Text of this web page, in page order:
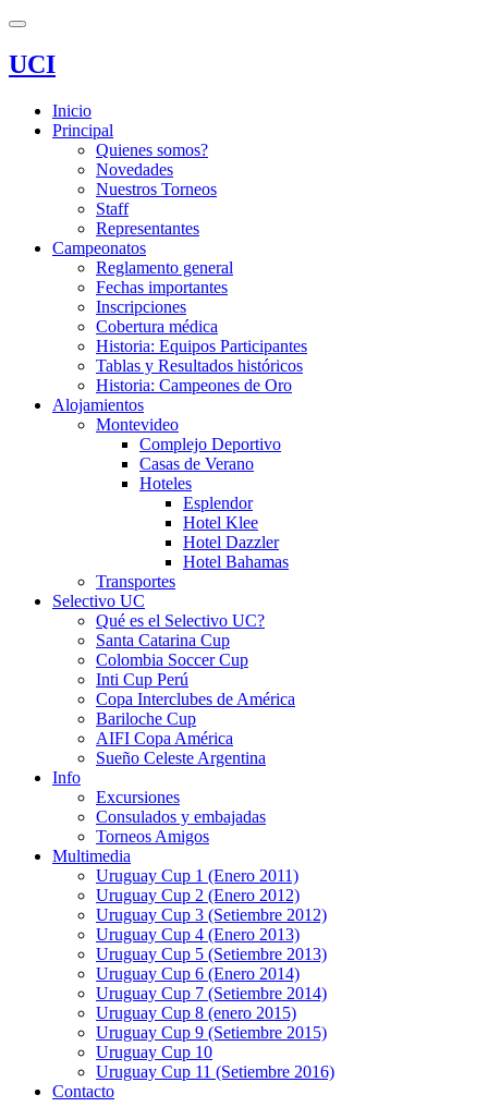
UCI
Inicio
Principal
Quienes somos?
Novedades
Nuestros Torneos
Staff
Representantes
Campeonatos
Reglamento general
Fechas importantes
Inscripciones
Cobertura médica
Historia: Equipos Participantes
Tablas y Resultados históricos
Historia: Campeones de Oro
Alojamientos
Montevideo
Complejo Deportivo
Casas de Verano
Hoteles
Esplendor
Hotel Klee
Hotel Dazzler
Hotel Bahamas
Transportes
Selectivo UC
Qué es el Selectivo UC?
Santa Catarina Cup
Colombia Soccer Cup
Inti Cup Perú
Copa Interclubes de América
Bariloche Cup
AIFI Copa América
Sueño Celeste Argentina
Info
Excursiones
Consulados y embajadas
Torneos Amigos
Multimedia
Uruguay Cup 1 (Enero 2011)
Uruguay Cup 2 (Enero 2012)
Uruguay Cup 3 (Setiembre 2012)
Uruguay Cup 4 (Enero 2013)
Uruguay Cup 5 (Setiembre 2013)
Uruguay Cup 6 (Enero 2014)
Uruguay Cup 7 (Setiembre 2014)
Uruguay Cup 8 (enero 2015)
Uruguay Cup 9 (Setiembre 2015)
Uruguay Cup 10
Uruguay Cup 11 (Setiembre 2016)
Contacto